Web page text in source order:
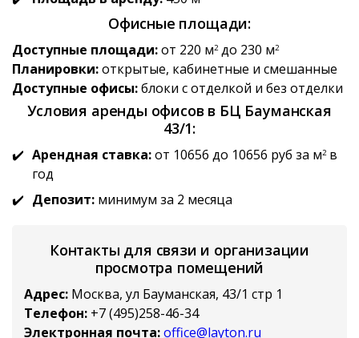
Офисные площади:
Доступные площади:от 220 м2до 230 м2
Планировки:открытые, кабинетные и смешанные
Доступные офисы:блоки с отделкой и без отделки
Условия аренды офисов в БЦ Бауманская
43/1:
Арендная ставка:от 10656 до 10656 руб за м2в
год
Депозит: минимум за 2 месяца
Контакты для связи и организации
просмотра помещений
Адрес: Москва, ул Бауманская, 43/1 стр 1
Телефон: +7 (495)258-46-34
Электронная почта:office@layton.ru